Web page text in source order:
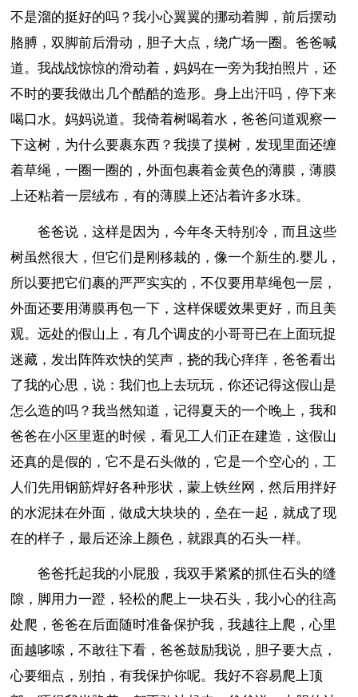
不是溜的挺好的吗？我小心翼翼的挪动着脚，前后摆动
胳膊，双脚前后滑动，胆子大点，绕广场一圈。爸爸喊
道。我战战惊惊的滑动着，妈妈在一旁为我拍照片，还
不时的要我做出几个酷酷的造形。身上出汗吗，停下来
喝口水。妈妈说道。我倚着树喝着水，爸爸问道观察一
下这树，为什么要裹东西？我摸了摸树，发现里面还缠
着草绳，一圈一圈的，外面包裹着金黄色的薄膜，薄膜
上还粘着一层绒布，有的薄膜上还沾着许多水珠。
爸爸说，这样是因为，今年冬天特别冷，而且这些
树虽然很大，但它们是刚移栽的，像一个新生的.婴儿，
所以要把它们裹的严严实实的，不仅要用草绳包一层，
外面还要用薄膜再包一下，这样保暖效果更好，而且美
观。远处的假山上，有几个调皮的小哥哥已在上面玩捉
迷藏，发出阵阵欢快的笑声，挠的我心痒痒，爸爸看出
了我的心思，说：我们也上去玩玩，你还记得这假山是
怎么造的吗？我当然知道，记得夏天的一个晚上，我和
爸爸在小区里逛的时候，看见工人们正在建造，这假山
还真的是假的，它不是石头做的，它是一个空心的，工
人们先用钢筋焊好各种形状，蒙上铁丝网，然后用拌好
的水泥抺在外面，做成大块块的，垒在一起，就成了现
在的样子，最后还涂上颜色，就跟真的石头一样。
爸爸托起我的小屁股，我双手紧紧的抓住石头的缝
隙，脚用力一蹬，轻松的爬上一块石头，我小心的往高
处爬，爸爸在后面随时准备保护我，我越往上爬，心里
面越哆嗦，不敢往下看，爸爸鼓励我说，胆子要大点，
心要细点，别拍，有我保护你呢。我好不容易爬上顶